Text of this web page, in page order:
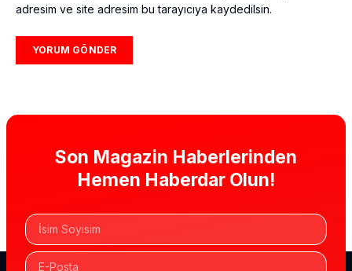
adresim ve site adresim bu tarayıcıya kaydedilsin.
Son Magazin Haberlerinden
Hemen Haberdar Olun!